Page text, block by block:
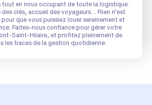
tout en nous occupant de toute la logistique :
des clés, accueil des voyageurs… Rien n’est
pour que vous puissiez louer sereinement et
Faites-nous confiance pour gérer votre
Saint-Hilaire, et profitez pleinement de
les tracas de la gestion quotidienne.